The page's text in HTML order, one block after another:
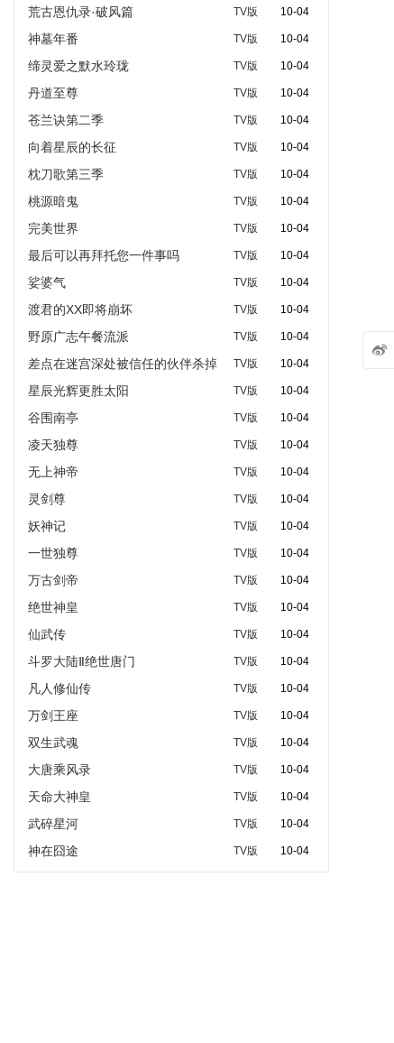
周日
连载至1145话
海贼王
10-04
荒古恩仇录·破风篇 TV版
10-04
神墓年番 TV版
10-04
缔灵爱之默水玲珑 TV版
10-04
丹道至尊 TV版
10-04
苍兰诀第二季 TV版
10-04
向着星辰的长征 TV版
10-04
枕刀歌第三季 TV版
10-04
桃源暗鬼 TV版
10-04
完美世界 TV版
10-04
最后可以再拜托您一件事吗 TV版
10-04
娑婆气 TV版
10-04
渡君的XX即将崩坏 TV版
10-04
野原广志午餐流派 TV版
10-04
差点在迷宫深处被信任的伙伴杀掉 TV版
10-04
星辰光辉更胜太阳 TV版
10-04
谷围南亭 TV版
10-04
凌天独尊 TV版
10-04
无上神帝 TV版
10-04
灵剑尊 TV版
10-04
妖神记 TV版
10-04
一世独尊 TV版
10-04
万古剑帝 TV版
10-04
绝世神皇 TV版
10-04
仙武传 TV版
10-04
斗罗大陆Ⅱ绝世唐门 TV版
10-04
凡人修仙传 TV版
10-04
万剑王座 TV版
10-04
双生武魂 TV版
10-04
大唐乘风录 TV版
10-04
天命大神皇 TV版
10-04
武碎星河 TV版
10-04
神在囧途 TV版
